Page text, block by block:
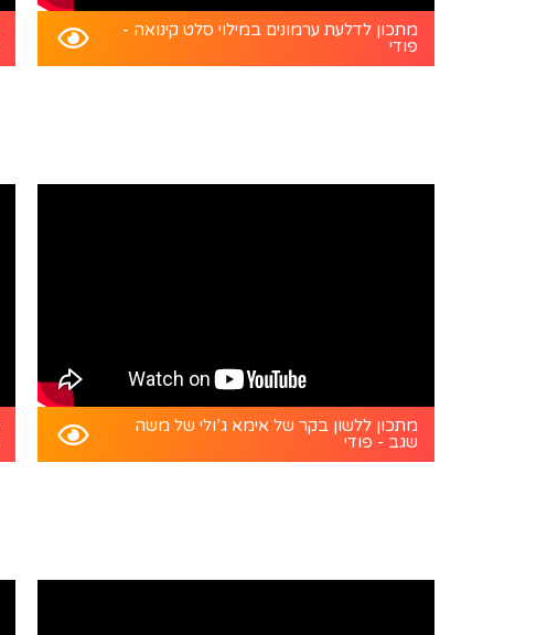
מתכון לדלעת ערמונים במילוי סלט קינואה -
פודי
מתכון ללשון בקר של אימא ג’ולי של משה
שגב - פודי